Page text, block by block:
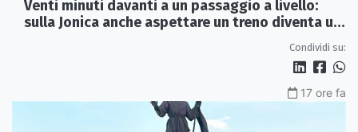
Venti minuti davanti a un passaggio a livello:
sulla Jonica anche aspettare un treno diventa un
Condividi su:
17 ore fa